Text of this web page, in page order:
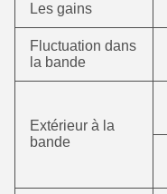
Les gains
Fluctuation dans
la bande
Extérieur à la
bande